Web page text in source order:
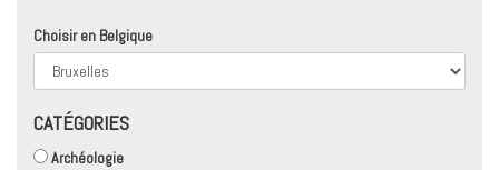
Choisir en Belgique
CATÉGORIES
Archéologie